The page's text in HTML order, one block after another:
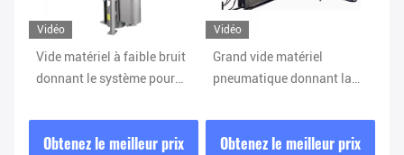
Vidéo
Grand vide matériel
pneumatique donnant la
Obtenez le meilleur prix
Vidéo
Système de transfert de
vide de granule de
CAN
Obtenez le meilleur prix